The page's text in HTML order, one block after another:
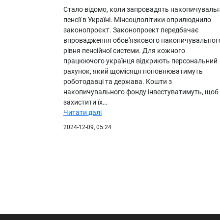
Стало відомо, коли запровадять
пенсії в Україні. Мінсоцполітики оприлюднило
законопроєкт. Законопроект передбачає
впровадження обов'язкового
рівня пенсійної системи. Для кожного
працюючого українця відкриють персональний
рахунок, який щомісяця поповнюватимуть
роботодавці та держава. Кошти з
накопичувального фонду інвестуватимуть, щоб
захистити їх…
Читати далі
2024-12-09, 05:24